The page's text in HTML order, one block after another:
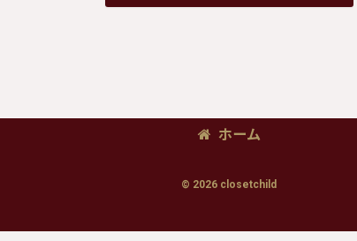
ホーム
© 2026 closetchild